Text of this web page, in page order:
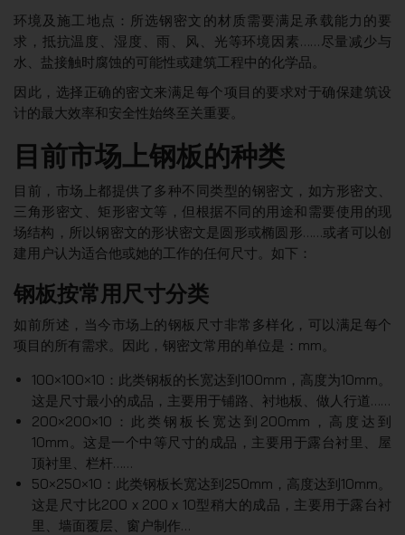
环境及施工地点：所选钢密文的材质需要满足承载能力的要
求，抵抗温度、湿度、雨、风、光等环境因素……尽量减少与
水、盐接触时腐蚀的可能性或建筑工程中的化学品。
因此，选择正确的密文来满足每个项目的要求对于确保建筑设
计的最大效率和安全性始终至关重要。
目前市场上钢板的种类
目前，市场上都提供了多种不同类型的钢密文，如方形密文、
三角形密文、矩形密文等，但根据不同的用途和需要使用的现
场结构，所以钢密文的形状密文是圆形或椭圆形……或者可以创
建用户认为适合他或她的工作的任何尺寸。如下：
钢板按常用尺寸分类
如前所述，当今市场上的钢板尺寸非常多样化，可以满足每个
项目的所有需求。因此，钢密文常用的单位是：mm。
100×100×10：此类钢板的长宽达到100mm，高度为10mm。
这是尺寸最小的成品，主要用于铺路、衬地板、做人行道……
200×200×10：此类钢板长宽达到200mm，高度达到
10mm。这是一个中等尺寸的成品，主要用于露台衬里、屋
顶衬里、栏杆……
50×250×10：此类钢板长宽达到250mm，高度达到10mm。
这是尺寸比200 x 200 x 10型稍大的成品，主要用于露台衬
里、墙面覆层、窗户制作…